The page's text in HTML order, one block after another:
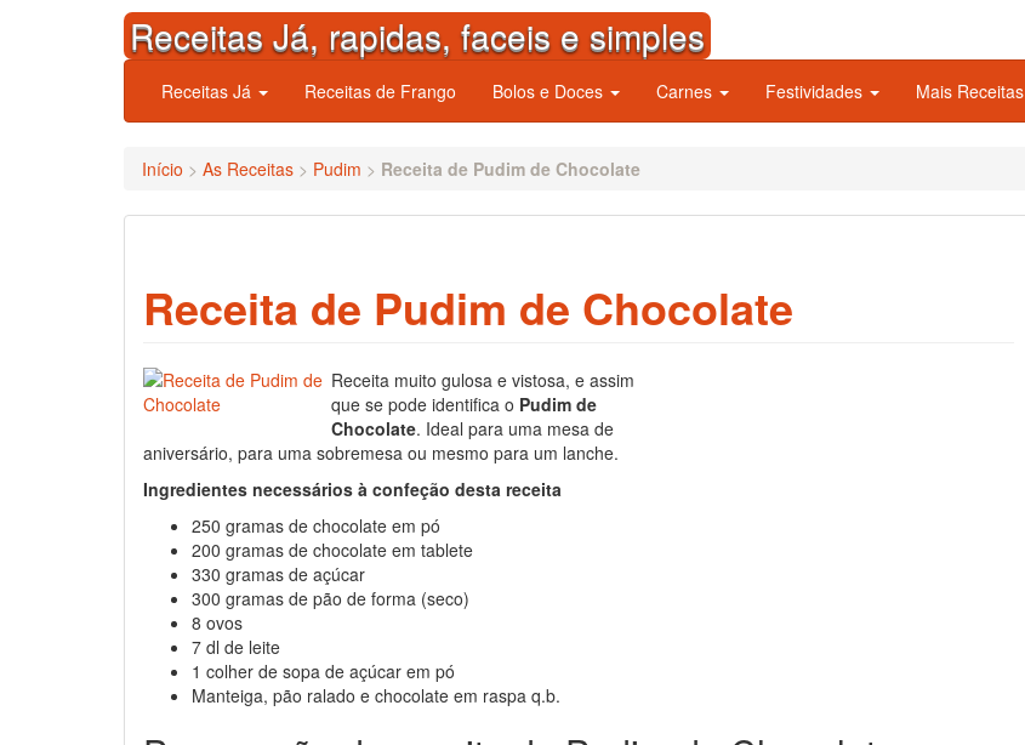
Receitas Já, rapidas, faceis e simples
Receitas Já Receitas de Frango Bolos e Doces Carnes Festividades Mais Receitas
Início > As Receitas > Pudim > Receita de Pudim de Chocolate
Receita de Pudim de Chocolate
Receita muito gulosa e vistosa, e assim
que se pode identifica o Pudim de
Chocolate. Ideal para uma mesa de
aniversário, para uma sobremesa ou mesmo para um lanche.
Ingredientes necessários à confeção desta receita
250 gramas de chocolate em pó
200 gramas de chocolate em tablete
330 gramas de açúcar
300 gramas de pão de forma (seco)
8 ovos
7 dl de leite
1 colher de sopa de açúcar em pó
Manteiga, pão ralado e chocolate em raspa q.b.